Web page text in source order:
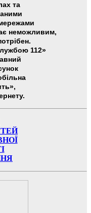
та
неможливим,
112»